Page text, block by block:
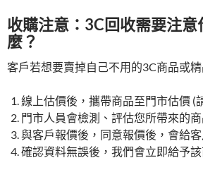
收購注意：3C回收需要注
麼？
客戶若想要賣掉自己不用的3C商品或
線上估價後，攜帶商品至門市估價 (
門市人員會檢測、評估您所帶來的
與客戶報價後，同意報價後，會給
確認資料無誤後，我們會立即給予